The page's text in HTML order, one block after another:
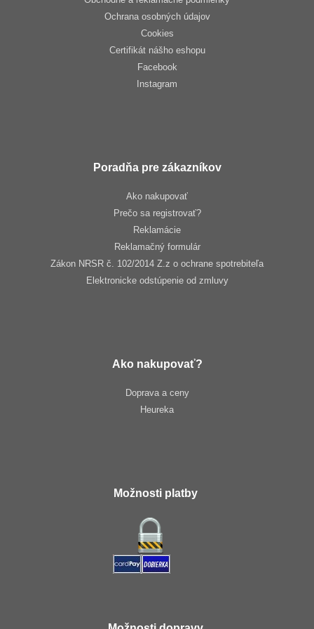
Ochrana osobných údajov
Cookies
Certifikát nášho eshopu
Facebook
Instagram
Poradňa pre zákazníkov
Ako nakupovať
Prečo sa registrovať?
Reklamácie
Reklamačný formulár
Zákon NRSR č. 102/2014 Z.z o ochrane spotrebiteľa
Elektronicke odstúpenie od zmluvy
Ako nakupovať?
Doprava a ceny
Heureka
Možnosti platby